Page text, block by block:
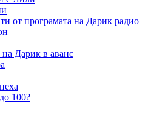
от програмата на Дарик радио
Дарик в аванс
100?